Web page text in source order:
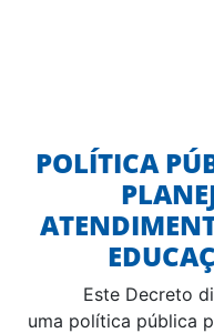
POLÍTICA
Este Decreto
uma política pública